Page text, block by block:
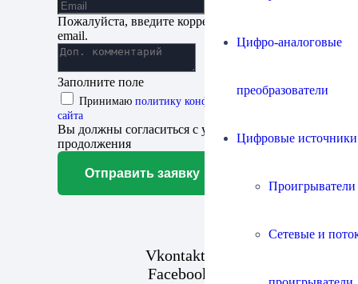
Цифро-аналоговые
преобразователи
Цифровые источники
Сетевые и
Пожалуйста, введите корректный адрес
email.
Заполните поле
Принимаю политику конфиденциальности
сайта
Вы должны согласиться с условиями для
продолжения
Отправить заявку
Vkontakte
Facebook